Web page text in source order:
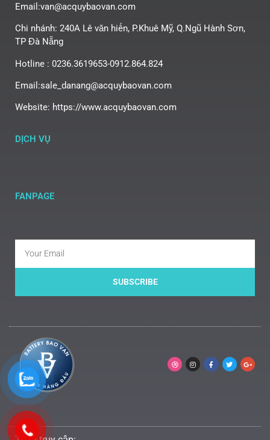
Email:van@acquybaovan.com
Chi nhánh: 240A Lê văn hiến, P.Khuê Mỹ, Q.Ngũ Hành Sơn,
TP Đà Nẵng
Hotline : 0236.3619653-0912.864.824
Email:sale_danang@acquybaovan.com
Website: https://www.acquybaovan.com
DỊCH VỤ
FANPAGE
SUBSCRIBE